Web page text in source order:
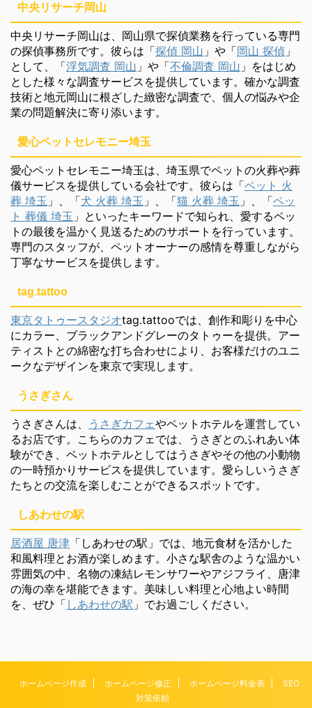
中央リサーチ岡山
中央リサーチ岡山は、岡山県で探偵業務を行っている専門
の探偵事務所です。彼らは「探偵 岡山 」や「岡山 探偵 」
として、「浮気調査 岡山 」や「不倫調査 岡山 」をはじめ
とした様々な調査サービスを提供しています。確かな調査
技術と地元岡山に根ざした緻密な調査で、個人の悩みや企
業の問題解決に寄り添います。
愛心ペットセレモニー埼玉
愛心ペットセレモニー埼玉は、埼玉県でペットの火葬や葬
儀サービスを提供している会社です。彼らは「ペット 火
葬 埼玉 」、「犬 火葬 埼玉 」、「猫 火葬 埼玉 」、「ペッ
ト 葬儀 埼玉 」といったキーワードで知られ、愛するペッ
トの最後を温かく見送るためのサポートを行っています。
専門のスタッフが、ペットオーナーの感情を尊重しながら
丁寧なサービスを提供します。
tag.tattoo
東京タトゥースタジオtag.tattooでは、創作和彫りを中心
にカラー、ブラックアンドグレーのタトゥーを提供。アー
ティストとの綿密な打ち合わせにより、お客様だけのユニ
ークなデザインを東京で実現します。
うさぎさん
うさぎさんは、 うさぎカフェやペットホテルを運営してい
るお店です。こちらのカフェでは、うさぎとのふれあい体
験ができ、ペットホテルとしてはうさぎやその他の小動物
の一時預かりサービスを提供しています。愛らしいうさぎ
たちとの交流を楽しむことができるスポットです。
しあわせの駅
居酒屋 唐津 「しあわせの駅」では、地元食材を活かした
和風料理とお酒が楽しめます。小さな駅舎のような温かい
雰囲気の中、名物の凍結レモンサワーやアジフライ、唐津
の海の幸を堪能できます。美味しい料理と心地よい時間
を、ぜひ「 しあわせの駅 」でお過ごしください。
ホームページ作成 ホームページ修正 ホームページ料金表
SEO
対策依頼